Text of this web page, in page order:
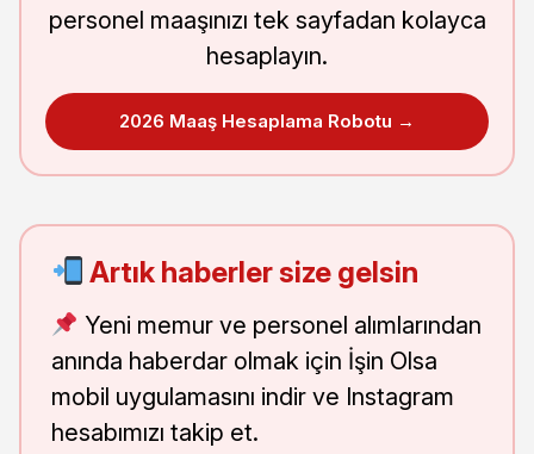
personel maaşınızı tek sayfadan kolayca
hesaplayın.
2026 Maaş Hesaplama Robotu →
Artık haberler size gelsin
Yeni memur ve personel alımlarından
anında haberdar olmak için İşin Olsa
mobil uygulamasını indir ve Instagram
hesabımızı takip et.